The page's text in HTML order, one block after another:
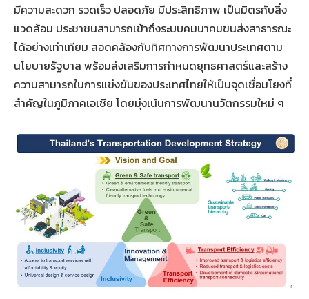
มีความสะดวก รวดเร็ว ปลอดภัย มีประสิทธิภาพ เป็นมิตรกับสิ่ง
แวดล้อม ประชาชนสามารถเข้าถึงระบบคมนาคมขนส่งสาธารณะ
ได้อย่างเท่าเทียม สอดคล้องกับทิศทางการพัฒนาประเทศตาม
นโยบายรัฐบาล พร้อมส่งเสริมการกำหนดยุทธศาสตร์และสร้าง
ความสามารถในการแข่งขันของประเทศไทยให้เป็นจุดเชื่อมโยงที่
สำคัญในภูมิภาคเอเชีย โดยมุ่งเน้นการพัฒนานวัตกรรมใหม่ ๆ